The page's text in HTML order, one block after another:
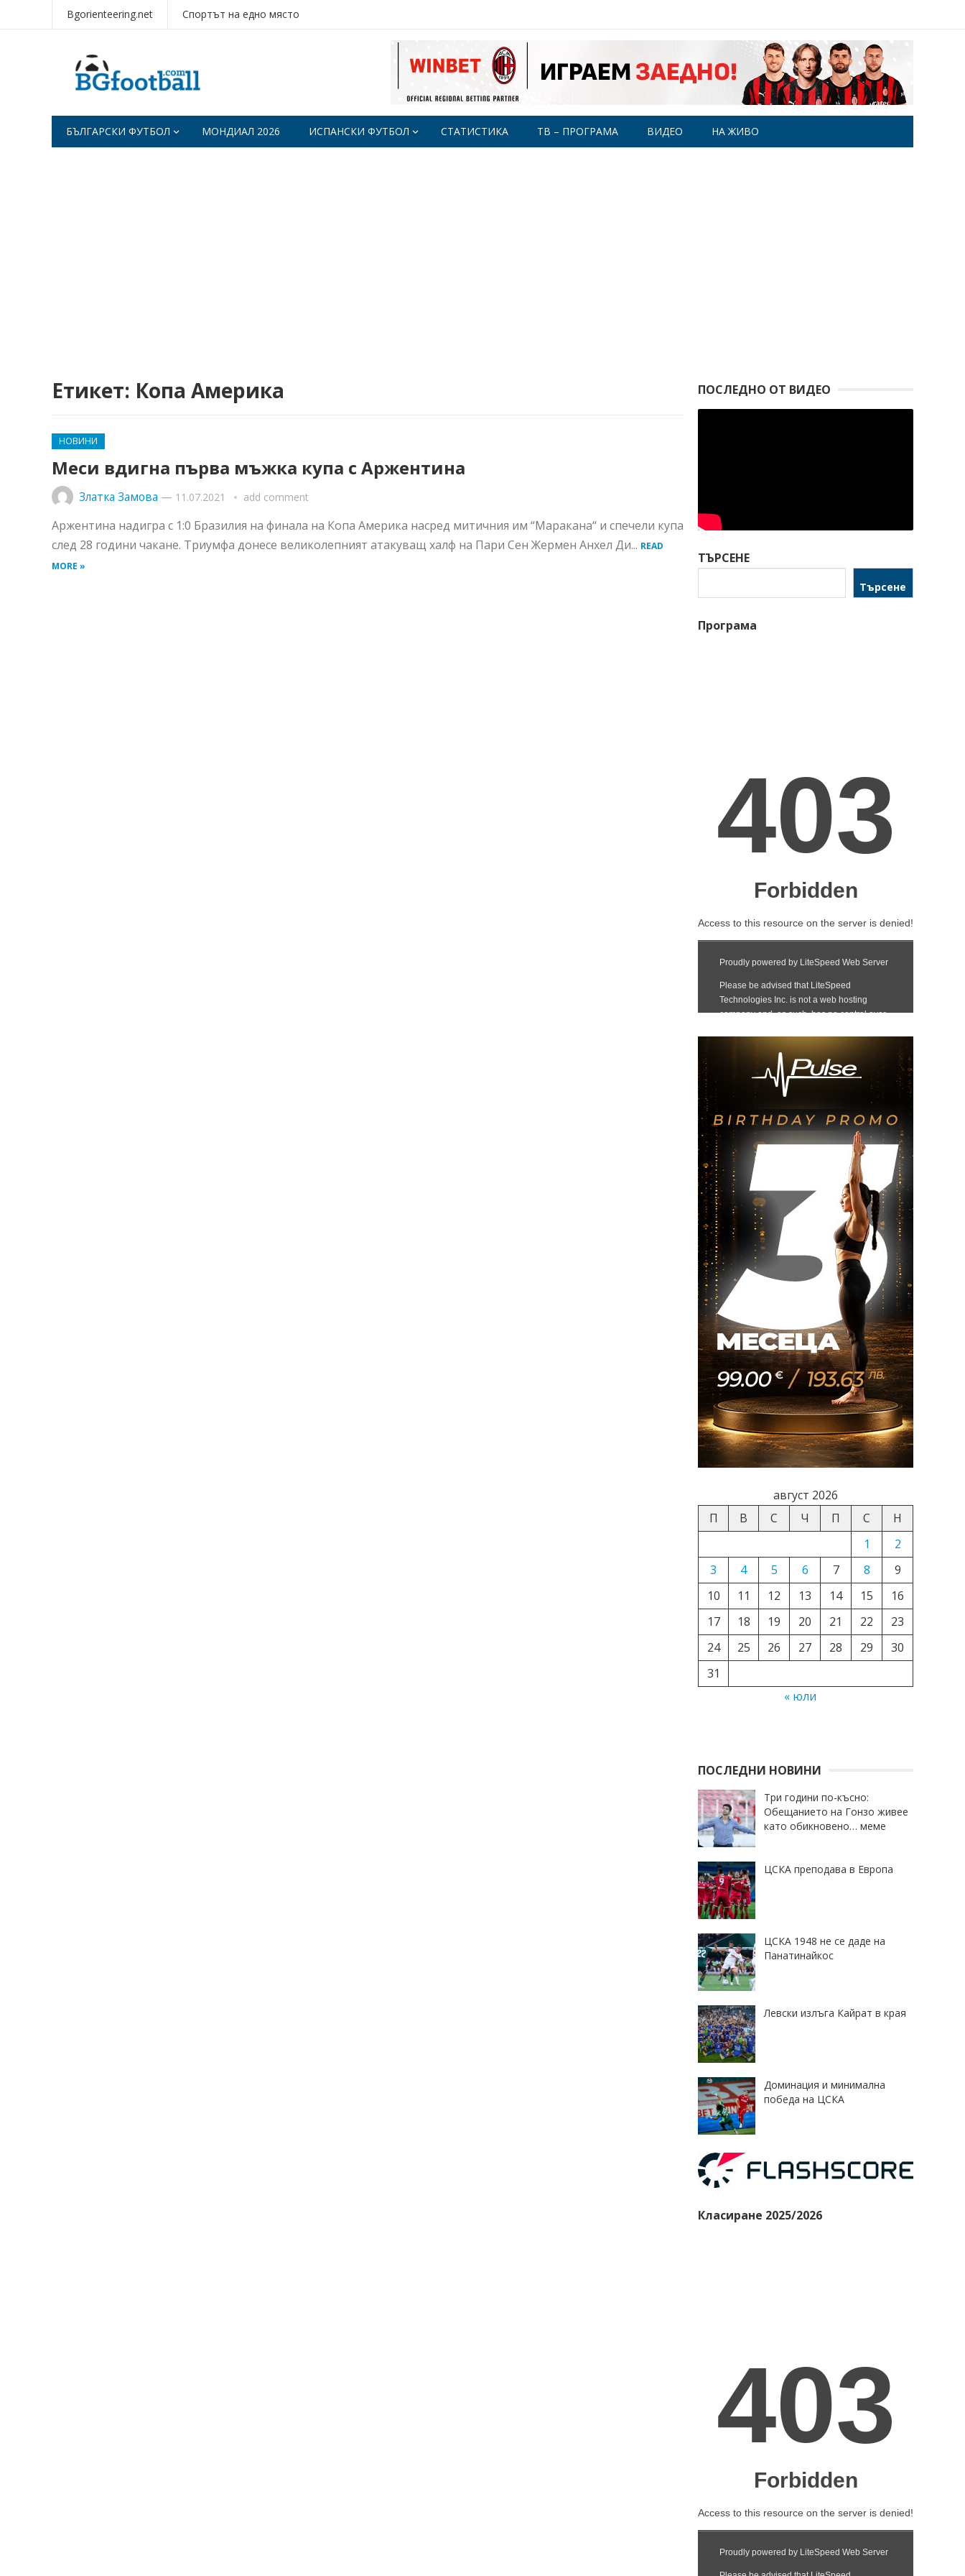
Bgorienteering.net Спортът на едно място
БЪЛГАРСКИ ФУТБОЛ МОНДИАЛ 2026 ИСПАНСКИ ФУТБОЛ СТАТИСТИКА ТВ – ПРОГРАМА ВИДЕО НА ЖИВО
Етикет: Копа Америка
НОВИНИ
Меси вдигна първа мъжка купа с Аржентина
Златка Замова — 11.07.2021 add comment
Аржентина надигра с 1:0 Бразилия на финала на Копа Америка насред митичния им “Маракана“ и спечели купа
след 28 години чакане. Триумфа донесе великолепният атакуващ халф на Пари Сен Жермен Анхел Ди... READ
MORE »
ПОСЛЕДНО ОТ ВИДЕО
ТЪРСЕНЕ
Търсене
Програма
август 2026
П
В С Ч П С
Н
1
2
3
4 5 6 7 8
9
10
11 12 13 14 15
16
17
18 19 20 21 22
23
24
25 26 27 28 29
30
31
« юли
ПОСЛЕДНИ НОВИНИ
Три години по-късно:
Обещанието на Гонзо живее
като обикновено… меме
ЦСКА преподава в Европа
ЦСКА 1948 не се даде на
Панатинайкос
Левски излъга Кайрат в края
Доминация и минимална
победа на ЦСКА
Класиране 2025/2026